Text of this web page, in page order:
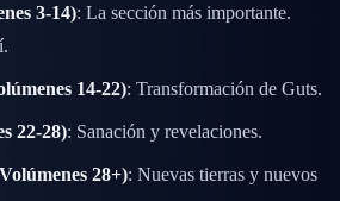
3-14): La sección más importante.
14-22): Transformación de Guts.
22-28): Sanación y revelaciones.
28+): Nuevas tierras y nuevos